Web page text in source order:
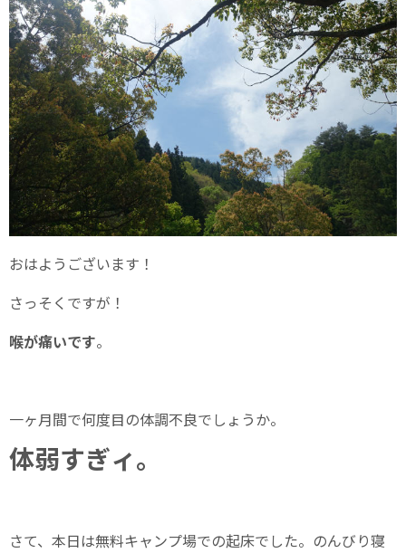
おはようございます！
さっそくですが！
喉が痛いです。
一ヶ月間で何度目の体調不良でしょうか。
体弱すぎィ。
さて、本日は無料キャンプ場での起床でした。のんびり寝